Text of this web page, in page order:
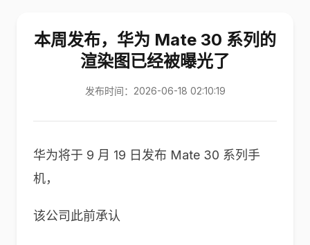
本周发布，华为 Mate 30 系列的
渲染图已经被曝光了
发布时间：2026-06-18 02:10:19
华为将于 9 月 19 日发布 Mate 30 系列手
机，
该公司此前承认